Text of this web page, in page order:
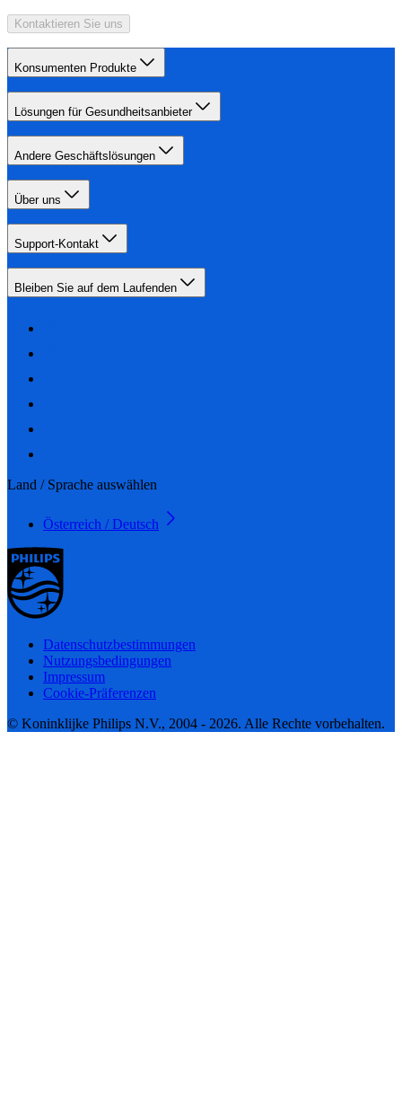
Kontaktieren Sie uns
Konsumenten Produkte
Lösungen für Gesundheitsanbieter
Andere Geschäftslösungen
Über uns
Support-Kontakt
Bleiben Sie auf dem Laufenden
Land / Sprache auswählen
Österreich / Deutsch
Datenschutzbestimmungen
Nutzungsbedingungen
Impressum
Cookie-Präferenzen
© Koninklijke Philips N.V., 2004 - 2026. Alle Rechte vorbehalten.